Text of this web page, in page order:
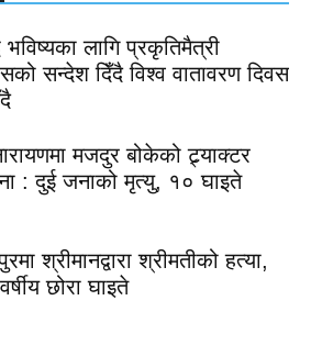
भविष्यका लागि प्रकृतिमैत्री
सन्देश दिँदै विश्व वातावरण दिवस
मजदुर बोकेको ट्र्याक्टर
: दुई जनाको मृत्यु, १० घाइते
श्रीमानद्वारा श्रीमतीको हत्या,
छोरा घाइते